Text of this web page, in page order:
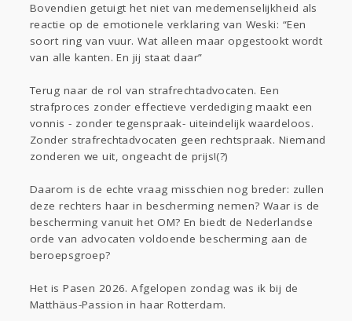
Bovendien getuigt het niet van medemenselijkheid als
reactie op de emotionele verklaring van Weski: “Een
soort ring van vuur. Wat alleen maar opgestookt wordt
van alle kanten. En jij staat daar”
Terug naar de rol van strafrechtadvocaten. Een
strafproces zonder effectieve verdediging maakt een
vonnis - zonder tegenspraak- uiteindelijk waardeloos.
Zonder strafrechtadvocaten geen rechtspraak. Niemand
zonderen we uit, ongeacht de prijs!(?)
Daarom is de echte vraag misschien nog breder: zullen
deze rechters haar in bescherming nemen? Waar is de
bescherming vanuit het OM? En biedt de Nederlandse
orde van advocaten voldoende bescherming aan de
beroepsgroep?
Het is Pasen 2026. Afgelopen zondag was ik bij de
Matthäus-Passion in haar Rotterdam.